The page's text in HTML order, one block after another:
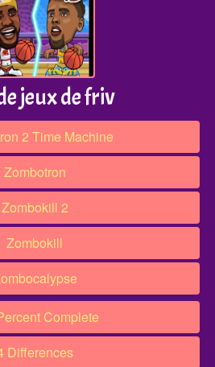
jeux de friv
2 Time Machine
Zombotron
Zombokill 2
Zombokill
Complete
Differences